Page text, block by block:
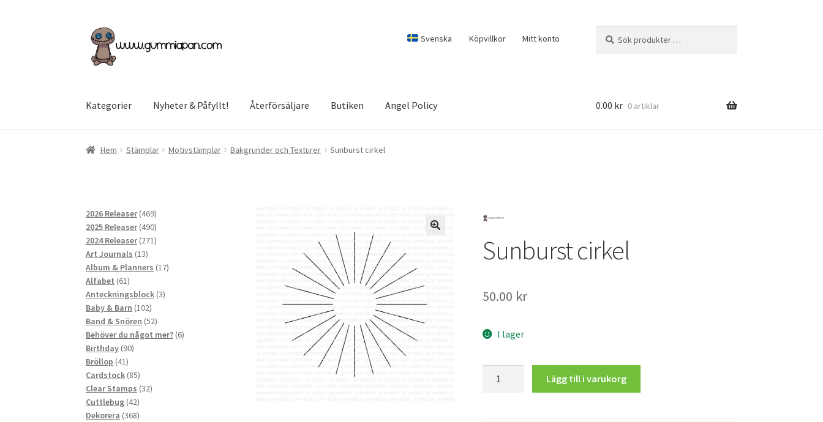
Hoppa
till
navigering
Hoppa
till
innehåll
Svenska Köpvillkor Mitt konto
efter:
Kategorier Nyheter & Påfyllt! Återförsäljare Butiken Angel Policy 0.00 kr 0 artiklar
Hem Stämplar Motivstämplar Bakgrunder och Texturer Sunburst cirkel
Sunburst cirkel
50.00 kr
I lager
Lägg till i varukorg
2026 Releaser 469469
produkter
2025 Releaser 490490
produkter
2024 Releaser 271271
Art Journals 1313
produkter
Album & Planners 1717
Alfabet 6161
produkter
Anteckningsblock 33
Baby & Barn 102102
produkter
Band & Snören 5252
produkter
Behöver du något mer? 66
Birthday 9090
Bröllop 4141
produkter
Cardstock 8585
produkter
Clear Stamps 3232
Cuttlebug 4242
produkter
Dekorera 368368